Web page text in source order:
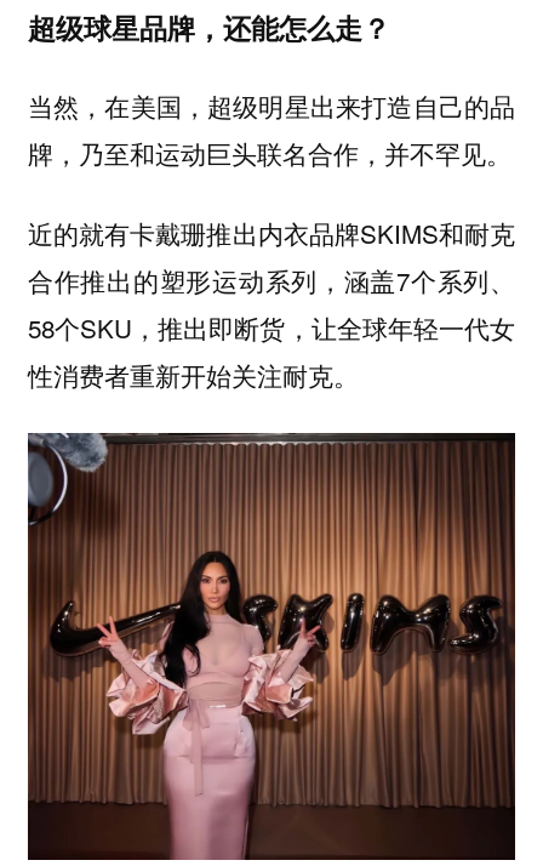
超级球星品牌，还能怎么走？
当然，在美国，超级明星出来打造自己的品
牌，乃至和运动巨头联名合作，并不罕见。
近的就有卡戴珊推出内衣品牌SKIMS和耐克
合作推出的塑形运动系列，涵盖7个系列、
58个SKU，推出即断货，让全球年轻一代女
性消费者重新开始关注耐克。